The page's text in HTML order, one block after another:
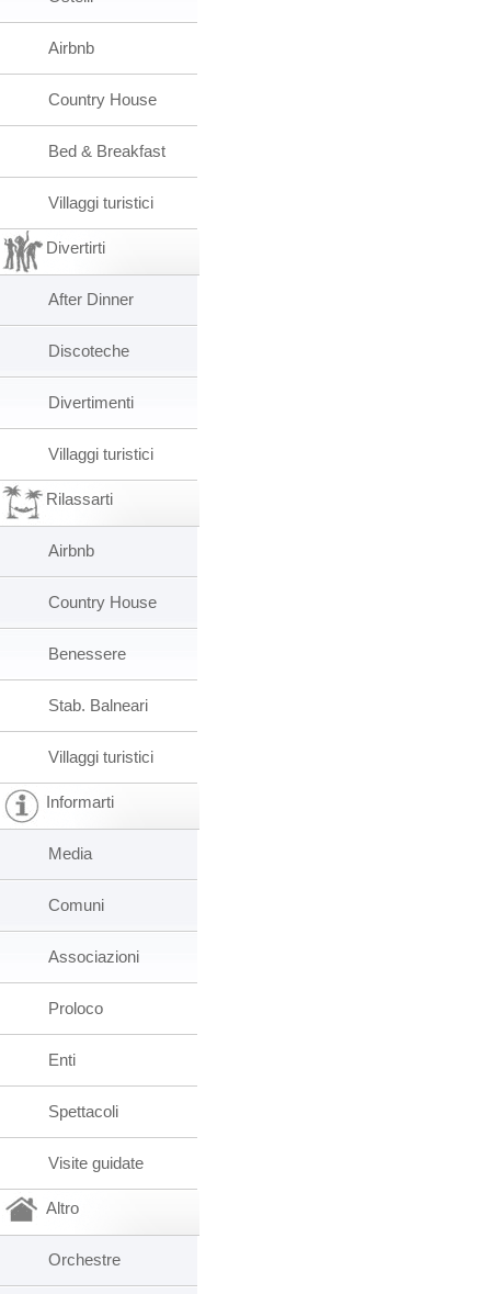
Airbnb
Country House
Bed & Breakfast
Villaggi turistici
Divertirti
After Dinner
Discoteche
Divertimenti
Villaggi turistici
Rilassarti
Airbnb
Country House
Benessere
Stab. Balneari
Villaggi turistici
Informarti
Media
Comuni
Associazioni
Proloco
Enti
Spettacoli
Visite guidate
Altro
Orchestre